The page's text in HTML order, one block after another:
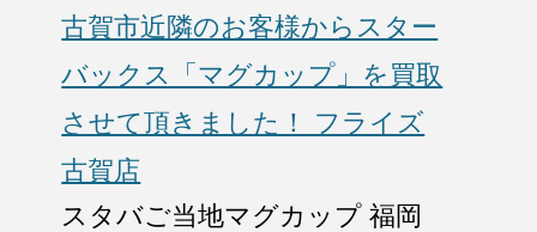
古賀市近隣のお客様からスター
バックス「マグカップ」を買取
させて頂きました！ フライズ
古賀店
スタバご当地マグカップ 福岡